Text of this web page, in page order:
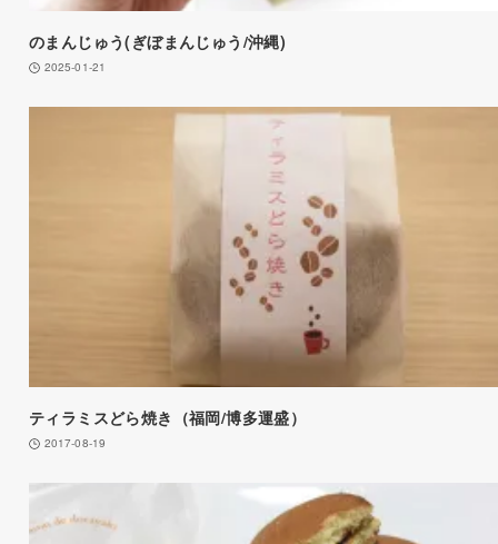
のまんじゅう(ぎぼまんじゅう/沖縄)
2025-01-21
ティラミスどら焼き（福岡/博多運盛）
2017-08-19